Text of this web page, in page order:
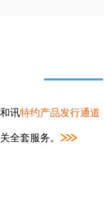
和讯特约产品发行通道
关全套服务。